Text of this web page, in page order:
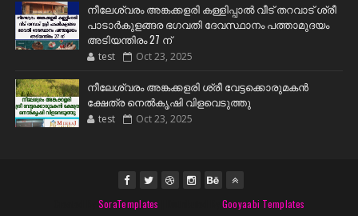
നീലേശ്വരം അങ്കക്കളരി കള്ളിപ്പാൽ വീട് തറവാട് ശ്രീ
പാടാർകുളങ്ങര ഭഗവതി ദേവസ്ഥാനം പത്താമുദയം
അടിയന്തിരം 27 ന്
test Oct 23, 2025
നീലേശ്വരം അങ്കക്കളരി ശ്രീ വേട്ടക്കൊരുമകൻ
ക്ഷേത്ര നെൽകൃഷി വിളവെടുത്തു
test Oct 23, 2025
SoraTemplates Gooyaabi Templates